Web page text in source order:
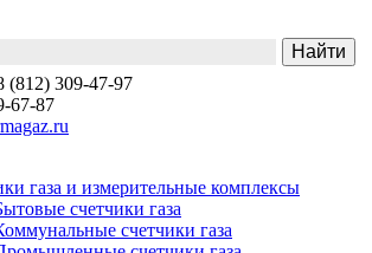
(812) 309-47-97
67-87
газа и измерительные комплексы
счетчики газа
счетчики газа